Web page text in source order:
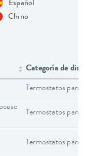
Español
Chino
Categoría de
Termostatos para
Termostatos para
Termostatos para